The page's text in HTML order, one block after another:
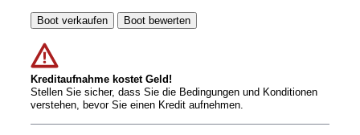
Boot verkaufen Boot bewerten
Kreditaufnahme kostet Geld!
Stellen Sie sicher, dass Sie die Bedingungen und Konditionen
verstehen, bevor Sie einen Kredit aufnehmen.